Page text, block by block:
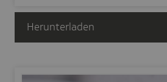
Herunterladen